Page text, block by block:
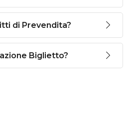
di Prevendita?
Biglietto?